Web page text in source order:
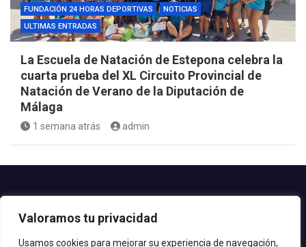
Valoramos tu privacidad
Usamos cookies para mejorar su experiencia de navegación,
FUNDACIÓN 24 HORAS DEPORTIVAS
NOTICIAS
ULTIMAS ENTRADAS
La Escuela de Natación de Estepona celebra la
cuarta prueba del XL Circuito Provincial de
Natación de Verano de la Diputación de
Málaga
1 semana atrás admin
Teléfono: 952.80.24.44